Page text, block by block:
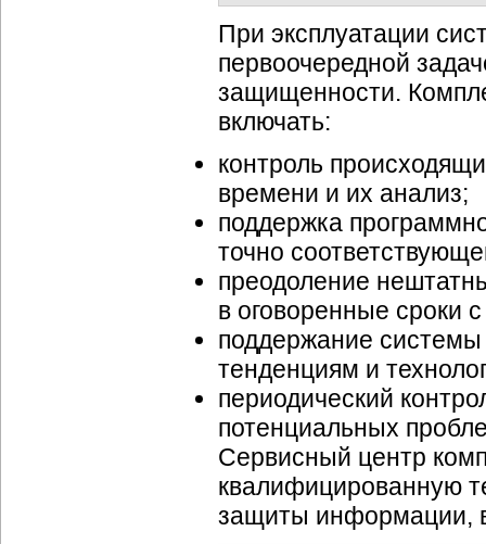
При эксплуатации
первоочередной
защищенности.
включать:
контроль
времени и их анализ;
поддержка
точно
преодоление
в оговоренные сроки
поддержание
тенденциям и
периодический
потенциальных
Сервисный центр
квалифицированную
защиты информации,